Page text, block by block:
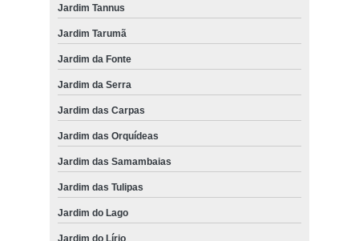
Jardim Tannus
Jardim Tarumã
Jardim da Fonte
Jardim da Serra
Jardim das Carpas
Jardim das Orquídeas
Jardim das Samambaias
Jardim das Tulipas
Jardim do Lago
Jardim do Lírio